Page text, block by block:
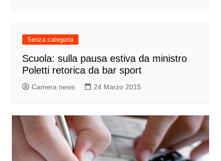
Senza categoria
Scuola: sulla pausa estiva da ministro
Poletti retorica da bar sport
Camera news 24 Marzo 2015